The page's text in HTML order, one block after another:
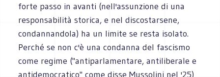
forte passo in avanti (nell'assunzione di una
responsabilità storica, e nel discostarsene,
condannandola) ha un limite se resta isolato.
Perché se non c'è una condanna del fascismo
come regime ("antiparlamentare, antiliberale e
antidemocratico" come disse Mussolini nel '25)